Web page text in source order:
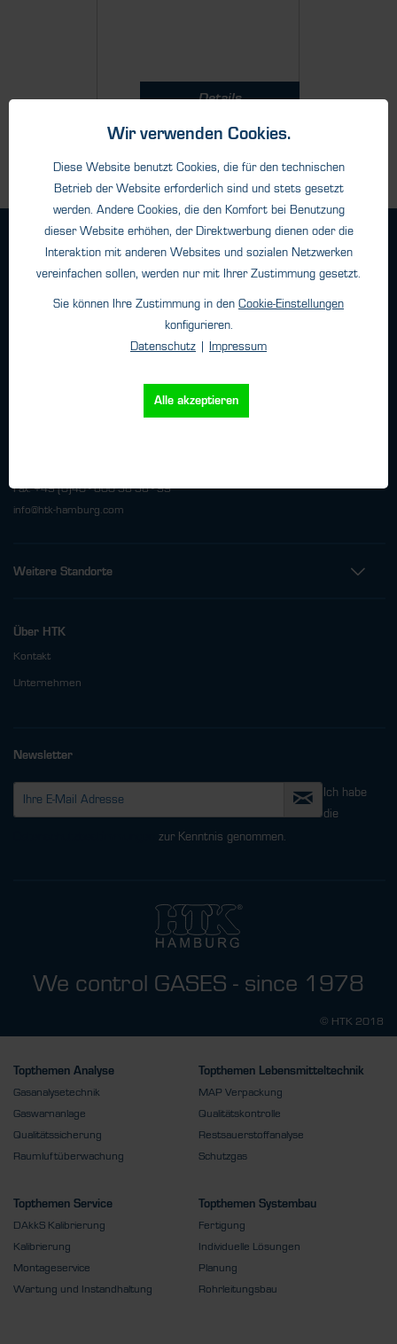
Details
Haftungsangaben
Fax: +49 (0)40 - 600 38 38 - 99
info@htk-hamburg.com
Weitere Standorte
Über HTK
Kontakt
Unternehmen
Newsletter
Ich habe
die
zur Kenntnis genommen.
We control GASES - since 1978
© HTK 2018
Topthemen Analyse
Gasanalysetechnik
Gaswarnanlage
Qualitätssicherung
Raumluftüberwachung
Topthemen Lebensmitteltechnik
MAP Verpackung
Qualitätskontrolle
Restsauerstoffanalyse
Schutzgas
Topthemen Service
DAkkS Kalibrierung
Kalibrierung
Montageservice
Wartung und Instandhaltung
Topthemen Systembau
Fertigung
Individuelle Lösungen
Planung
Rohrleitungsbau
Wir verwenden Cookies.
Diese Website benutzt Cookies, die für den technischen
Betrieb der Website erforderlich sind und stets gesetzt
werden. Andere Cookies, die den Komfort bei Benutzung
dieser Website erhöhen, der Direktwerbung dienen oder die
Interaktion mit anderen Websites und sozialen Netzwerken
vereinfachen sollen, werden nur mit Ihrer Zustimmung gesetzt.
Sie können Ihre Zustimmung in den Cookie-Einstellungen
konfigurieren.
Datenschutz
Impressum
Alle akzeptieren